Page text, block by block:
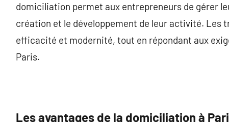
domiciliation permet aux entrepreneurs de gérer
création et le développement de leur activité.
efficacité et modernité, tout en répondant aux
Paris.
Les avantages de la domiciliation à